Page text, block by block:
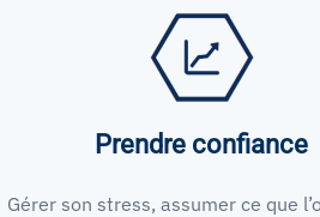
Prendre confiance
Gérer son stress, assumer ce que